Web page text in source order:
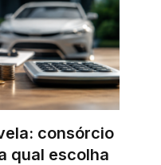
consórcio
qual escolha